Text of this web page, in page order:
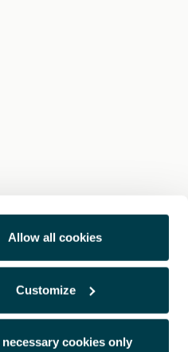
Allow all cookies
Customize
necessary cookies only